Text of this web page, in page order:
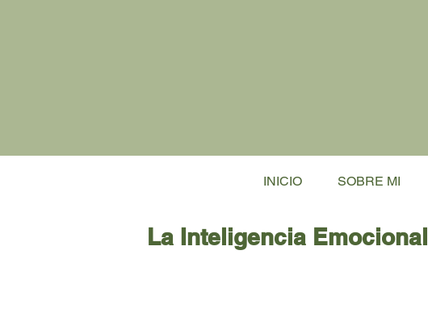
INICIO SOBRE MI
La Inteligencia Emocional